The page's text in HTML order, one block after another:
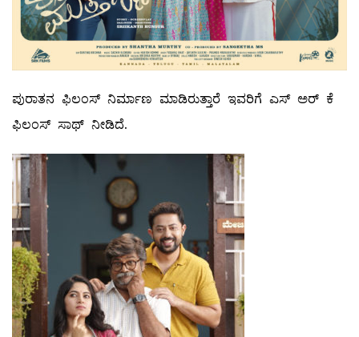
ಪುರಾತನ ಫಿಲಂಸ್ ನಿರ್ಮಾಣ ಮಾಡಿರುತ್ತಾರೆ ಇವರಿಗೆ ಎಸ್ ಅರ್ ಕೆ
ಫಿಲಂಸ್ ಸಾಥ್ ನೀಡಿದೆ‌.